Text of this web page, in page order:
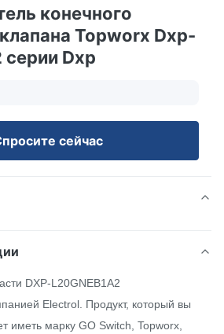
конечного
Topworx Dxp-
серии Dxp
сейчас
DXP-L20GNEB1A2
Electrol. Продукт, который вы
иметь марку GO Switch, Topworx,